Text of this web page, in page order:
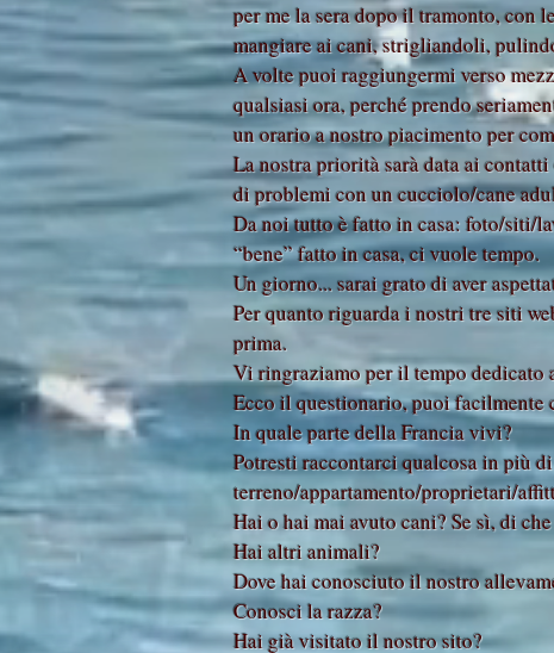
per me la sera dopo il tramonto, con
mangiare ai cani, strigliandoli,
A volte puoi raggiungermi verso
qualsiasi ora, perché prendo
un orario a nostro piacimento per
La nostra priorità sarà data ai
di problemi con un cucciolo/cane
Da noi tutto è fatto in casa: foto/siti/
“bene” fatto in casa, ci vuole tempo.
Un giorno... sarai grato di aver
Per quanto riguarda i nostri tre siti
prima.
Vi ringraziamo per il tempo dedicato
Ecco il questionario, puoi
In quale parte della Francia vivi?
Potresti raccontarci qualcosa in più
terreno/appartamento/proprietari/
Hai o hai mai avuto cani? Se sì, di
Hai altri animali?
Dove hai conosciuto il nostro
Conosci la razza?
Hai già visitato il nostro sito?